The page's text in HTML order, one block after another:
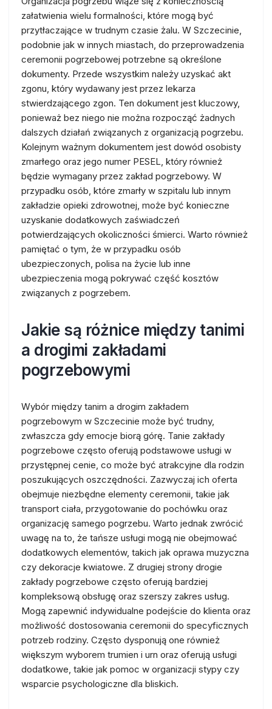
załatwienia wielu formalności, które mogą być
przytłaczające w trudnym czasie żalu. W Szczecinie,
podobnie jak w innych miastach, do przeprowadzenia
ceremonii pogrzebowej potrzebne są określone
dokumenty. Przede wszystkim należy uzyskać akt
zgonu, który wydawany jest przez lekarza
stwierdzającego zgon. Ten dokument jest kluczowy,
ponieważ bez niego nie można rozpocząć żadnych
dalszych działań związanych z organizacją pogrzebu.
Kolejnym ważnym dokumentem jest dowód osobisty
zmarłego oraz jego numer PESEL, który również
będzie wymagany przez zakład pogrzebowy. W
przypadku osób, które zmarły w szpitalu lub innym
zakładzie opieki zdrowotnej, może być konieczne
uzyskanie dodatkowych zaświadczeń
potwierdzających okoliczności śmierci. Warto również
pamiętać o tym, że w przypadku osób
ubezpieczonych, polisa na życie lub inne
ubezpieczenia mogą pokrywać część kosztów
związanych z pogrzebem.
Jakie są różnice między tanimi
a drogimi zakładami
pogrzebowymi
Wybór między tanim a drogim zakładem
pogrzebowym w Szczecinie może być trudny,
zwłaszcza gdy emocje biorą górę. Tanie zakłady
pogrzebowe często oferują podstawowe usługi w
przystępnej cenie, co może być atrakcyjne dla rodzin
poszukujących oszczędności. Zazwyczaj ich oferta
obejmuje niezbędne elementy ceremonii, takie jak
transport ciała, przygotowanie do pochówku oraz
organizację samego pogrzebu. Warto jednak zwrócić
uwagę na to, że tańsze usługi mogą nie obejmować
dodatkowych elementów, takich jak oprawa muzyczna
czy dekoracje kwiatowe. Z drugiej strony drogie
zakłady pogrzebowe często oferują bardziej
kompleksową obsługę oraz szerszy zakres usług.
Mogą zapewnić indywidualne podejście do klienta oraz
możliwość dostosowania ceremonii do specyficznych
potrzeb rodziny. Często dysponują one również
większym wyborem trumien i urn oraz oferują usługi
dodatkowe, takie jak pomoc w organizacji stypy czy
wsparcie psychologiczne dla bliskich.